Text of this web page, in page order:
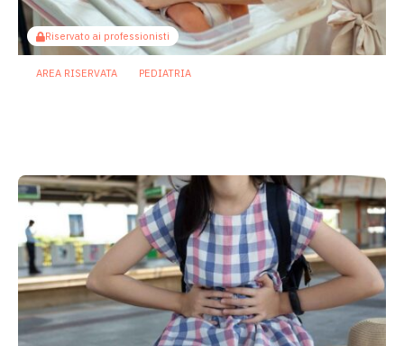
Riservato ai professionisti
AREA RISERVATA PEDIATRIA